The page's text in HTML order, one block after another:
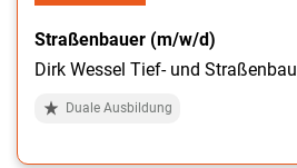
Straßenbauer (m/w/d)
Dirk Wessel Tief- und Straßenbau
Duale Ausbildung